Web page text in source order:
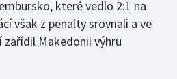
které vedlo 2:1 na
však z penalty srovnali a ve
Makedonii výhru